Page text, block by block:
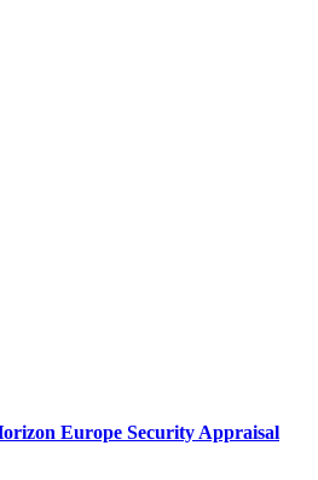
Europe Security Appraisal